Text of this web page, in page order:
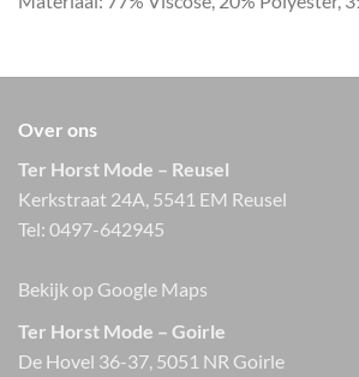
Over ons
Ter Horst Mode – Reusel
Kerkstraat 24A, 5541 EM Reusel
Tel: 0497-642945
Bekijk op Google Maps
Ter Horst Mode – Goirle
De Hovel 36-37, 5051 NR Goirle